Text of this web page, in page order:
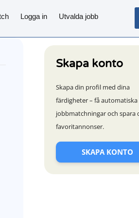
Logga in Utvalda jobb
Skapa konto
Skapa din profil med dina
färdigheter – få automatiska
jobbmatchningar och spara
favoritannonser.
SKAPA KONTO